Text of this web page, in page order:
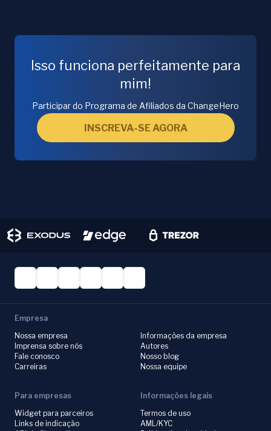
Isso funciona perfeitamente para
mim!
Participar do Programa de Afiliados da ChangeHero
INSCREVA-SE AGORA
Empresa
Nossa empresa
Imprensa sobre nós
Fale conosco
Carreiras
Informações da empresa
Autores
Nosso blog
Nossa equipe
Para empresas
Widget para parceiros
Links de indicação
Informações legais
Termos de uso
AML/KYC